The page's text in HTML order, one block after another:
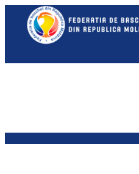
Перейти
содержимому